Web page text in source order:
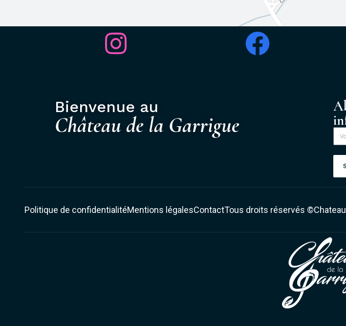
Bienvenue au
Château de la Garrigue
Politique de confidentialitéMentions légalesContactTous droits réservés